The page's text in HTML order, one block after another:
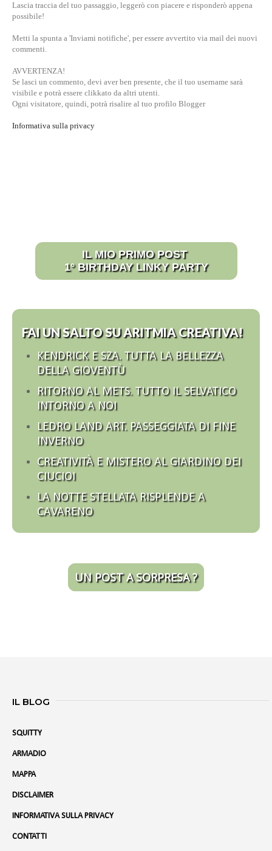
Lascia traccia del tuo passaggio, leggerò con piacere e risponderò appena
possibile!
Metti la spunta a 'Inviami notifiche', per essere avvertito via mail dei nuovi
commenti.
AVVERTENZA!
Se lasci un commento, devi aver ben presente, che il tuo username sarà
visibile e potrà essere clikkato da altri utenti.
Ogni visitatore, quindi, potrà risalire al tuo profilo Blogger
Informativa sulla privacy
IL MIO PRIMO POST
1° BIRTHDAY LINKY PARTY
FAI UN SALTO SU ARITMIA CREATIVA!
KENDRICK E SZA. TUTTA LA BELLEZZA
DELLA GIOVENTÙ
RITORNO AL METS. TUTTO IL SELVATICO
INTORNO A NOI
LEDRO LAND ART. PASSEGGIATA DI FINE
INVERNO
CREATIVITÀ E MISTERO AL GIARDINO DEI
CIUCIOI
LA NOTTE STELLATA RISPLENDE A
CAVARENO
UN POST A SORPRESA ?
IL BLOG
SQUITTY
ARMADIO
MAPPA
DISCLAIMER
INFORMATIVA SULLA PRIVACY
CONTATTI